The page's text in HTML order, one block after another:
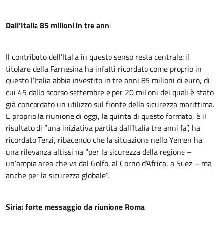
Dall’Italia 85 milioni in tre anni
Il contributo dell’Italia in questo senso resta centrale: il
titolare della Farnesina ha infatti ricordato come proprio in
questo l’Italia abbia investito in tre anni 85 milioni di euro, di
cui 45 dallo scorso settembre e per 20 milioni dei quali è stato
già concordato un utilizzo sul fronte della sicurezza marittima.
E proprio la riunione di oggi, la quinta di questo formato, è il
risultato di “una iniziativa partita dall’Italia tre anni fa”, ha
ricordato Terzi, ribadendo che la situazione nello Yemen ha
una rilevanza altissima “per la sicurezza della regione –
un’ampia area che va dal Golfo, al Corno d’Africa, a Suez – ma
anche per la sicurezza globale”.
Siria: forte messaggio da riunione Roma